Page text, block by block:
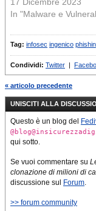
In "Malware e
Tag: infosec ingenico
Condividi: Twitter |
« articolo precedente
UNISCITI ALLA
Questo è un blog del
qui sotto.
Se vuoi commentare su
clonazione di milioni di
discussione sul Forum
>> forum community